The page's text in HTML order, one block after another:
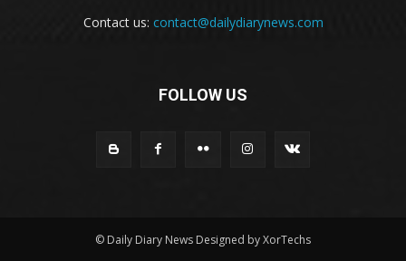
Contact us: contact@dailydiarynews.com
FOLLOW US
© Daily Diary News Designed byXorTechs